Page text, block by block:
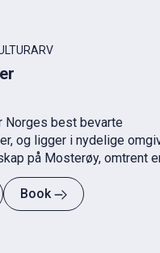
Norges best bevarte
og ligger i nydelige
på Mosterøy, omtrent
fra Stavanger.
Book